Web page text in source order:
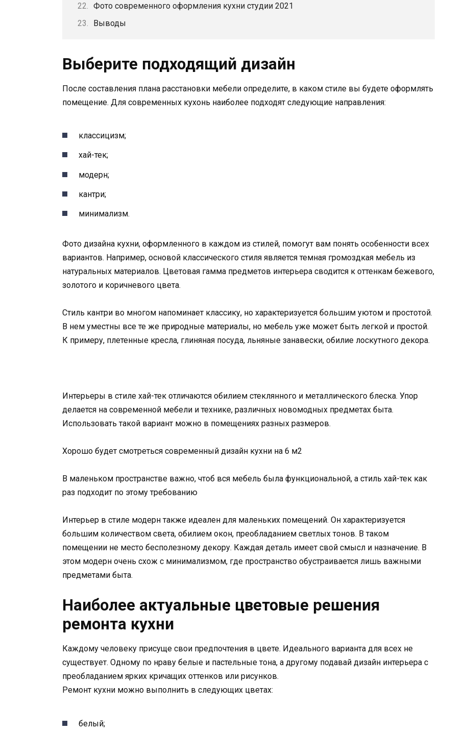
Фото современного оформления кухни студии 2021
Выводы
Выберите подходящий дизайн
После составления плана расстановки мебели определите, в каком стиле вы будете оформлять
помещение. Для современных кухонь наиболее подходят следующие направления:
классицизм;
хай-тек;
модерн;
кантри;
минимализм.
Фото дизайна кухни, оформленного в каждом из стилей, помогут вам понять особенности всех
вариантов. Например, основой классического стиля является темная громоздкая мебель из
натуральных материалов. Цветовая гамма предметов интерьера сводится к оттенкам бежевого,
золотого и коричневого цвета.
Стиль кантри во многом напоминает классику, но характеризуется большим уютом и простотой.
В нем уместны все те же природные материалы, но мебель уже может быть легкой и простой.
К примеру, плетенные кресла, глиняная посуда, льняные занавески, обилие лоскутного декора.
Интерьеры в стиле хай-тек отличаются обилием стеклянного и металлического блеска. Упор
делается на современной мебели и технике, различных новомодных предметах быта.
Использовать такой вариант можно в помещениях разных размеров.
Хорошо будет смотреться современный дизайн кухни на 6 м2
В маленьком пространстве важно, чтоб вся мебель была функциональной, а стиль хай-тек как
раз подходит по этому требованию
Интерьер в стиле модерн также идеален для маленьких помещений. Он характеризуется
большим количеством света, обилием окон, преобладанием светлых тонов. В таком
помещении не место бесполезному декору. Каждая деталь имеет свой смысл и назначение. В
этом модерн очень схож с минимализмом, где пространство обустраивается лишь важными
предметами быта.
Наиболее актуальные цветовые решения
ремонта кухни
Каждому человеку присуще свои предпочтения в цвете. Идеального варианта для всех не
существует. Одному по нраву белые и пастельные тона, а другому подавай дизайн интерьера с
преобладанием ярких кричащих оттенков или рисунков.
Ремонт кухни можно выполнить в следующих цветах:
белый;